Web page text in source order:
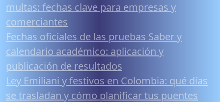
multas: fechas clave para empresas y
comerciantes
Fechas oficiales de las pruebas Saber y
calendario académico: aplicación y
publicación de resultados
Ley Emiliani y festivos en Colombia: qué días
se trasladan y cómo planificar tus puentes